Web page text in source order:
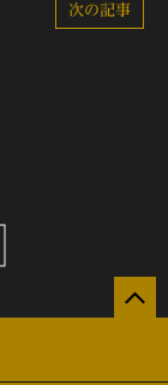
次の記事